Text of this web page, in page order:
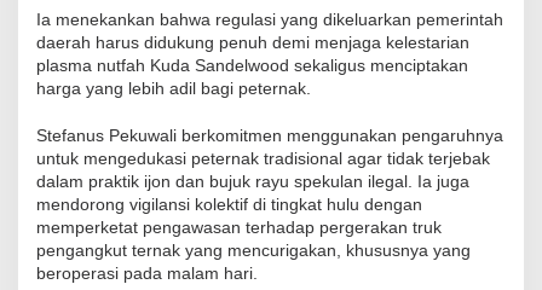
Ia menekankan bahwa regulasi yang dikeluarkan pemerintah
daerah harus didukung penuh demi menjaga kelestarian
plasma nutfah Kuda Sandelwood sekaligus menciptakan
harga yang lebih adil bagi peternak.
Stefanus Pekuwali berkomitmen menggunakan pengaruhnya
untuk mengedukasi peternak tradisional agar tidak terjebak
dalam praktik ijon dan bujuk rayu spekulan ilegal. Ia juga
mendorong vigilansi kolektif di tingkat hulu dengan
memperketat pengawasan terhadap pergerakan truk
pengangkut ternak yang mencurigakan, khususnya yang
beroperasi pada malam hari.